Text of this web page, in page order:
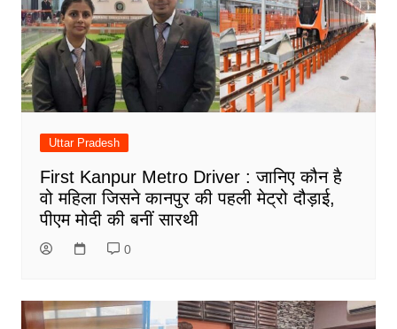
Uttar Pradesh
First Kanpur Metro Driver : जानिए कौन है
वो महिला जिसने कानपुर की पहली मेट्रो दौड़ाई,
पीएम मोदी की बनीं सारथी
0